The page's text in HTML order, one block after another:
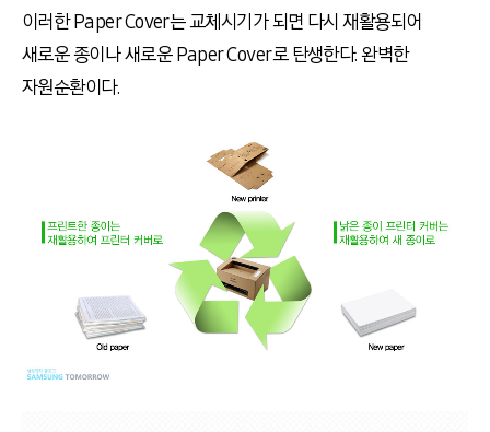
이러한 Paper Cover는 교체시기가 되면 다시 재활용되어
새로운 종이나 새로운 Paper Cover로 탄생한다. 완벽한
자원순환이다.